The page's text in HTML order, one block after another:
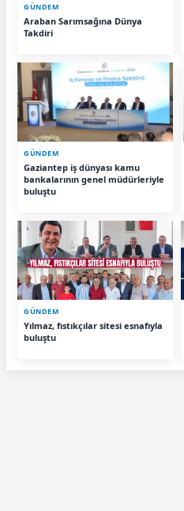
GÜNDEM
Araban Sarımsağına Dünya
Takdiri
GÜNDEM
Gaziantep iş dünyası kamu
bankalarının genel müdürleriyle
buluştu
GÜNDEM
Yılmaz, fıstıkçılar sitesi esnafıyla
buluştu